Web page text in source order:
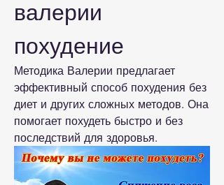
валерии
похудение
Методика Валерии предлагает
эффективный способ похудения без
диет и других сложных методов. Она
помогает похудеть быстро и без
последствий для здоровья.